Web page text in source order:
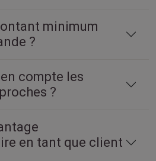
minimum
?
compte les
?
en tant que client